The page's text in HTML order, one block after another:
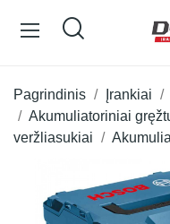
Pagrindinis Įrankiai
Akumuliatoriniai
veržliasukiai